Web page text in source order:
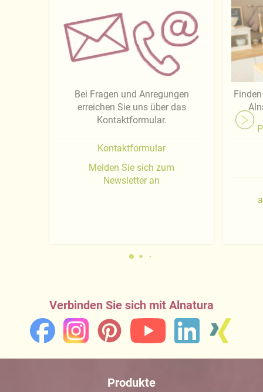
Bei Fragen und Anregungen
erreichen Sie uns über das
Kontaktformular.
Kontaktformular
Melden Sie sich zum
Newsletter an
Verbinden Sie sich mit Alnatura
Produkte